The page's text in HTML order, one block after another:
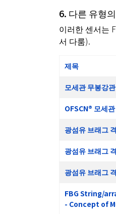
6. 다른 유형
이러한 센서는
서 다룸).
제목
모세관 무봉강
OFSCN® 모세
광섬유 브래그
광섬유 브래그
광섬유 브래그
FBG String/
- Concept of